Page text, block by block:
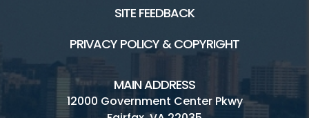
SITE FEEDBACK
PRIVACY POLICY & COPYRIGHT
MAIN ADDRESS
12000 Government Center Pkwy